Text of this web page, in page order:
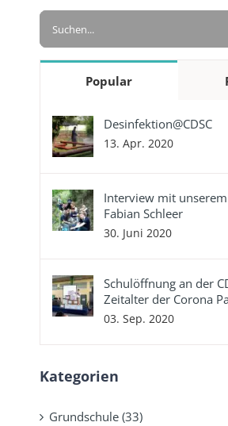
Suche
Popular
Desinfektion@CDSC
13. Apr. 2020
Interview mit
Fabian Schleer
30. Juni 2020
Schulöffnung an der
Zeitalter der Corona
03. Sep. 2020
Kategorien
Grundschule (33)